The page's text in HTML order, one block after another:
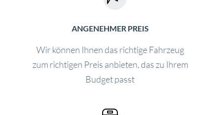
ANGENEHMER PREIS
Wir können Ihnen das richtige Fahrzeug
zum richtigen Preis anbieten, das zu Ihrem
Budget passt